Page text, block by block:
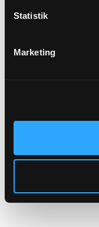
Statistik
Marketing